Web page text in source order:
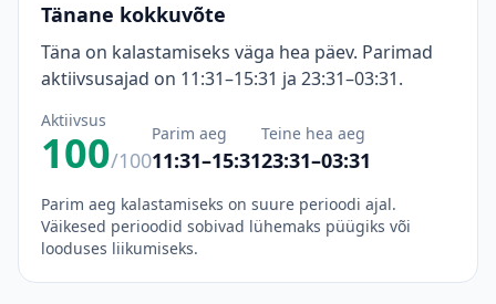
Tänane kokkuvõte
Täna on kalastamiseks väga hea päev. Parimad
aktiivsusajad on 11:31–15:31 ja 23:31–03:31.
Aktiivsus
100/100
Parim aeg
11:31–15:31
Teine hea aeg
23:31–03:31
Parim aeg kalastamiseks on suure perioodi ajal.
Väikesed perioodid sobivad lühemaks püügiks või
looduses liikumiseks.